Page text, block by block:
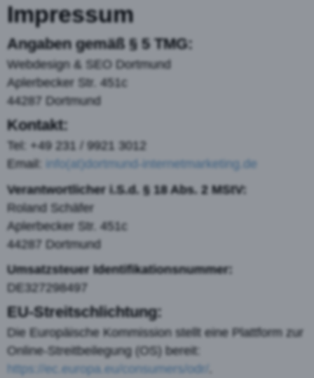
Impressum
Angaben gemäß § 5 TMG:
Webdesign & SEO Dortmund
Aplerbecker Str. 451c
44287 Dortmund
Kontakt:
Tel: +49 231 / 9921 3012
Email:
info(at)dortmund-internetmarketing.de
Verantwortlicher i.S.d. § 18 Abs. 2 MStV:
Roland Schäfer
Aplerbecker Str. 451c
44287 Dortmund
Umsatzsteuer Identifikationsnummer:
DE327298497
EU-Streitschlichtung:
Die Europäische Kommission stellt eine Plattform zur
Online-Streitbeilegung (OS) bereit:
https://ec.europa.eu/consumers/odr/